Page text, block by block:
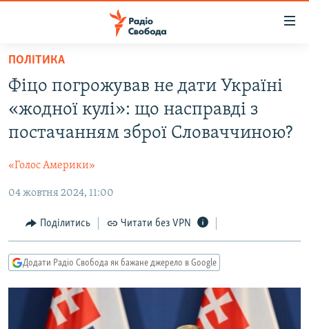
Перейти
основного
матеріалу
до
основної
Перейти
пошуку
ВСЕ ЗА ДОБУ
ЕКОНОМІКА
СУСПІЛЬСТВО
КУЛЬТУРА
УКРАЇНА
РОСІЙСЬКА «ФІЛЬТРАЦІЯ»
ДОНБАС.РЕАЛІЇ
КРИМ.РЕАЛІЇ
СХЕМИ
КИТАЙ.ВИКЛИКИ
МУЛЬТИМЕДІА
ПОЛІТИКА
Фіцо погрожував не дати Україні
«жодної кулі»: що насправді з
постачанням зброї Словаччиною?
«Голос Америки»
04 жовтня 2024, 11:00
Поділитись Читати без VPN
Додати Радіо Свобода як бажане джерело в Google